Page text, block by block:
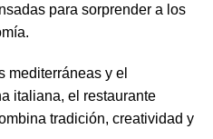
para sorprender a los
mediterráneas y el
italiana, el restaurante
tradición, creatividad y